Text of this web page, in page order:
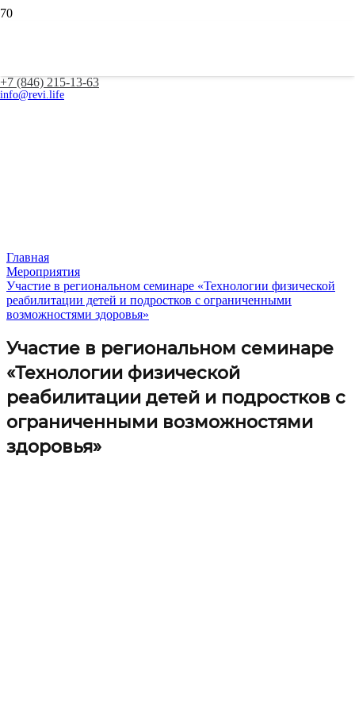
+7 (846) 215-13-63
info@revi.life
Главная
Мероприятия
Участие в региональном семинаре «Технологии физической
реабилитации детей и подростков с ограниченными
возможностями здоровья»
Участие в региональном семинаре
«Технологии физической
реабилитации детей и подростков с
ограниченными возможностями
здоровья»